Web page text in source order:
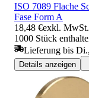
ISO 7089 Flache
Fase Form A
18,48 €exkl. MwSt.
1000 Stück
Lieferung bis
Details anzeigen